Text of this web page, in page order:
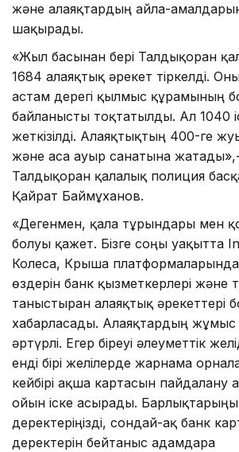
және алаяқтардың айла-
шақырады.
«Жыл басынан бері Талдықорған
1684 алаяқтық әрекет тіркелді.
астам дерегі қылмыс құрамының
байланысты тоқтатылды. Ал 1040
жеткізілді. Алаяқтықтың 400-ге
және аса ауыр санатына
Талдықорған қалалық полиция
Қайрат Баймұханов.
«Дегенмен, қала тұрғындары мен
болуы қажет. Бізге соңғы уақытта
Колеса, Крыша платформаларында
өздерін банк қызметкерлері және
таныстырған алаяқтық әрекеттері
хабарласады. Алаяқтардың
әртүрлі. Егер біреуі әлеуметтік
енді бірі желілерде жарнама
кейбірі ақша картасын пайдалану
ойын іске асырады.
деректеріңізді, сондай-ақ банк
деректерін бейтаныс адамдарға